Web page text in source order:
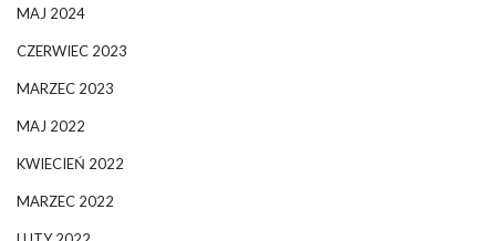
MAJ 2024
CZERWIEC 2023
MARZEC 2023
MAJ 2022
KWIECIEŃ 2022
MARZEC 2022